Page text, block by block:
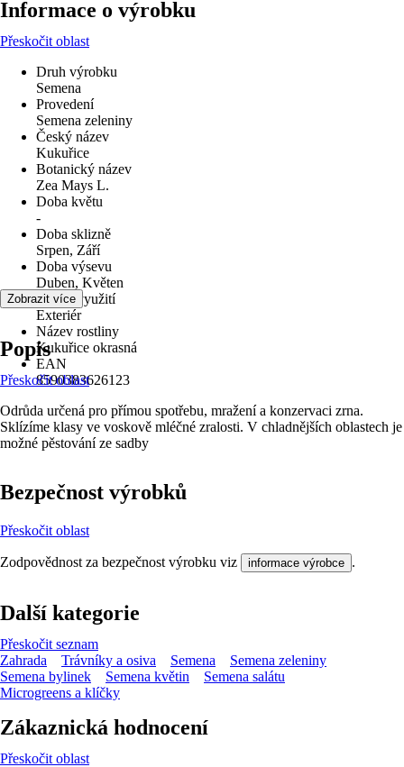
Informace o výrobku
Přeskočit oblast
Druh výrobku
Semena
Provedení
Semena zeleniny
Český název
Kukuřice
Botanický název
Zea Mays L.
Doba květu
-
Doba sklizně
Srpen, Září
Doba výsevu
Duben, Květen
Oblast využití
Exteriér
Název rostliny
Kukuřice okrasná
EAN
8590383626123
Zobrazit více
Popis
Přeskočit oblast
Odrůda určená pro přímou spotřebu, mražení a konzervaci zrna.
Sklízíme klasy ve voskově mléčné zralosti. V chladnějších oblastech je
možné pěstování ze sadby
Bezpečnost výrobků
Přeskočit oblast
Zodpovědnost za bezpečnost výrobku viz informace výrobce .
Další kategorie
Přeskočit seznam
Zahrada
Trávníky a osiva Semena
Semena zeleniny
Semena bylinek
Semena květin
Semena salátu
Microgreens a klíčky
Zákaznická hodnocení
Přeskočit oblast